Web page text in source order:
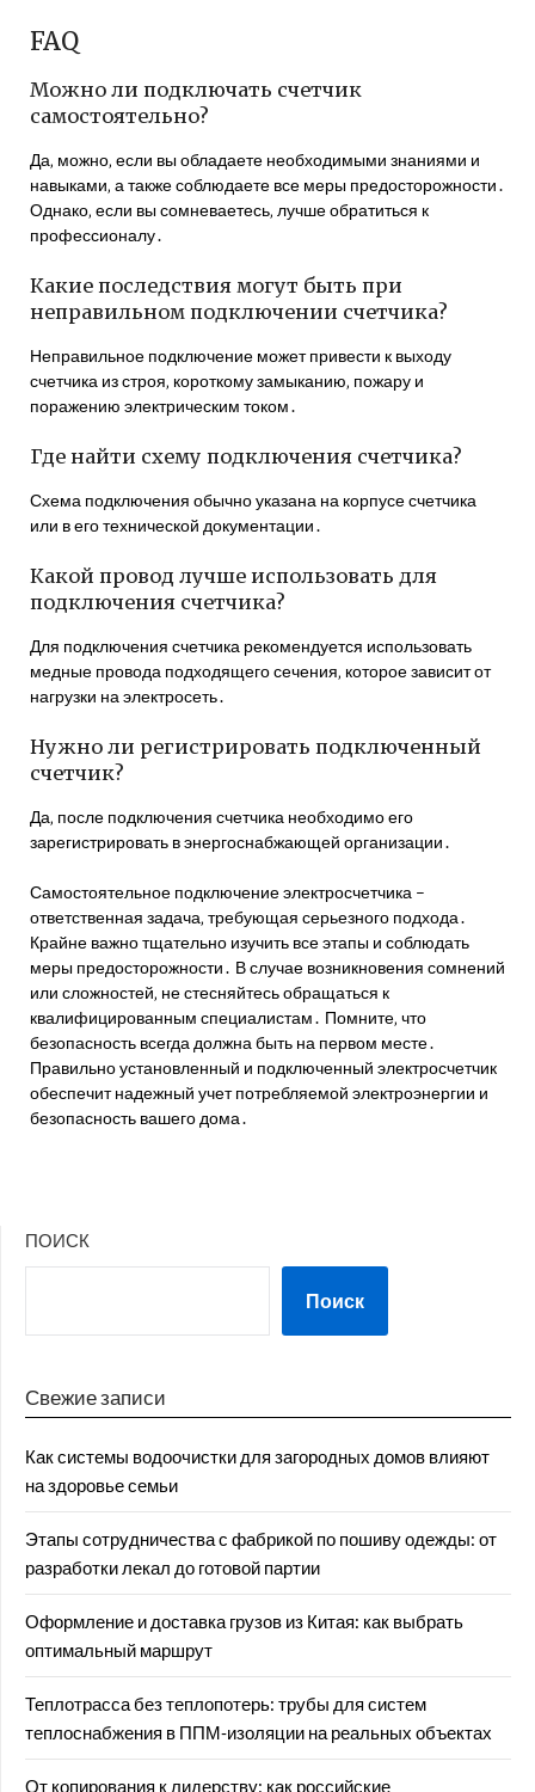
FAQ
Можно ли подключать счетчик
самостоятельно?
Да‚ можно‚ если вы обладаете необходимыми знаниями и
навыками‚ а также соблюдаете все меры предосторожности․
Однако‚ если вы сомневаетесь‚ лучше обратиться к
профессионалу․
Какие последствия могут быть при
неправильном подключении счетчика?
Неправильное подключение может привести к выходу
счетчика из строя‚ короткому замыканию‚ пожару и
поражению электрическим током․
Где найти схему подключения счетчика?
Схема подключения обычно указана на корпусе счетчика
или в его технической документации․
Какой провод лучше использовать для
подключения счетчика?
Для подключения счетчика рекомендуется использовать
медные провода подходящего сечения‚ которое зависит от
нагрузки на электросеть․
Нужно ли регистрировать подключенный
счетчик?
Да‚ после подключения счетчика необходимо его
зарегистрировать в энергоснабжающей организации․
Самостоятельное подключение электросчетчика –
ответственная задача‚ требующая серьезного подхода․
Крайне важно тщательно изучить все этапы и соблюдать
меры предосторожности․ В случае возникновения сомнений
или сложностей‚ не стесняйтесь обращаться к
квалифицированным специалистам․ Помните‚ что
безопасность всегда должна быть на первом месте․
Правильно установленный и подключенный электросчетчик
обеспечит надежный учет потребляемой электроэнергии и
безопасность вашего дома․
ПОИСК
Поиск
Свежие записи
Как системы водоочистки для загородных домов влияют
на здоровье семьи
Этапы сотрудничества с фабрикой по пошиву одежды: от
разработки лекал до готовой партии
Оформление и доставка грузов из Китая: как выбрать
оптимальный маршрут
Теплотрасса без теплопотерь: трубы для систем
теплоснабжения в ППМ‑изоляции на реальных объектах
От копирования к лидерству: как российские